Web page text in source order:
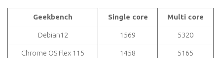
Geekbench Single core Multi core
Debian12 1569 5320
Chrome OS Flex 115 1458 5165